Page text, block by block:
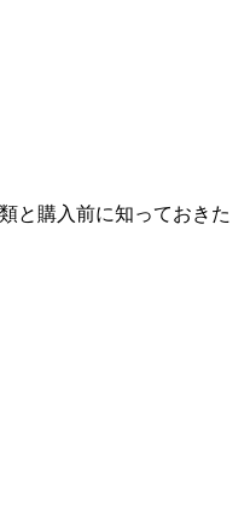
と購入前に知っておきた